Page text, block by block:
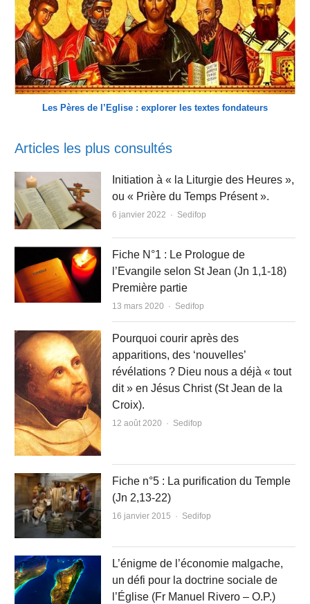
Les Pères de l’Eglise : explorer les textes fondateurs
Articles les plus consultés
Initiation à « la Liturgie des Heures »,
ou « Prière du Temps Présent ».
6 janvier 2022 Author
Sedifop
Fiche N°1 : Le Prologue de
l’Evangile selon St Jean (Jn 1,1-18)
Première partie
13 mars 2020 Author
Sedifop
Pourquoi courir après des
apparitions, des ‘nouvelles’
révélations ? Dieu nous a déjà « tout
dit » en Jésus Christ (St Jean de la
Croix).
12 août 2020 Author
Sedifop
Fiche n°5 : La purification du Temple
(Jn 2,13-22)
16 janvier 2015 Author
Sedifop
L’énigme de l’économie malgache,
un défi pour la doctrine sociale de
l’Église (Fr Manuel Rivero – O.P.)